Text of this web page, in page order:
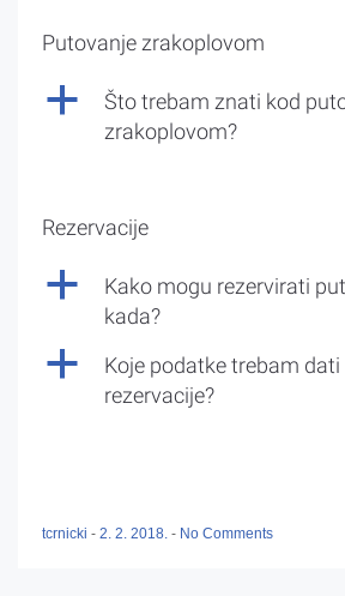
Putovanje zrakoplovom
a
Što trebam znati kod
zrakoplovom?
Rezervacije
a
Kako mogu rezervirati
kada?
a
Koje podatke trebam
rezervacije?
tcrnicki - 2. 2. 2018. - No Comments